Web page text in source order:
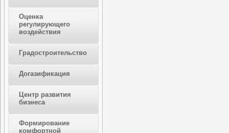
Оценка
регулирующего
воздействия
Градостроительство
Догазификация
Центр развития
бизнеса
Формирование
комфортной